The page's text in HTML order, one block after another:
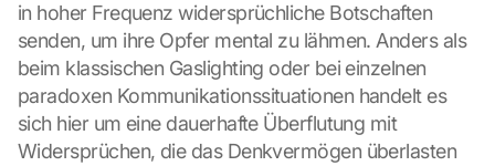
in hoher Frequenz widersprüchliche Botschaften
senden, um ihre Opfer mental zu lähmen. Anders als
beim klassischen Gaslighting oder bei einzelnen
paradoxen Kommunikationssituationen handelt es
sich hier um eine dauerhafte Überflutung mit
Widersprüchen, die das Denkvermögen überlasten